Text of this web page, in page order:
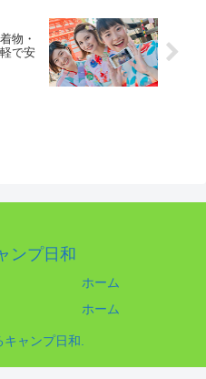
物・
で安
ンプ日和
ホーム
ホーム
ャンプ日和.